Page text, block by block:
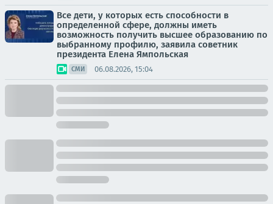
Все дети, у которых есть способности в
определенной сфере, должны иметь
возможность получить высшее образованию по
выбранному профилю, заявила советник
президента Елена Ямпольская
СМИ 06.08.2026, 15:04